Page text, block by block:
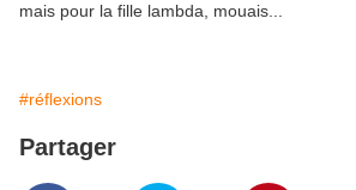
mais pour la fille lambda, mouais...
#réflexions
Partager